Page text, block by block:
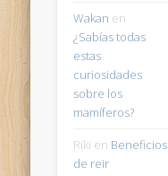
Wakan en
¿Sabías todas
estas
curiosidades
sobre los
mamíferos?
Riki en Beneficios
de reir